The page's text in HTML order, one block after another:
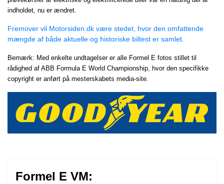
indholdet, nu er ændret.
Fremover vil Motorsiden.dk være stedet, hvor den omfattende
mængde af både aktuelle og historiske biltest er samlet.
Bemærk: Med enkelte undtagelser er alle Formel E fotos stillet til
rådighed af ABB Formula E World Championship, hvor den specifikke
copyright er anført på mesterskabets media-site.
Formel E VM: